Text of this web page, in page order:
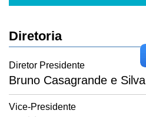
Diretoria
Diretor Presidente
Bruno Casagrande e Silva
Vice-Presidente